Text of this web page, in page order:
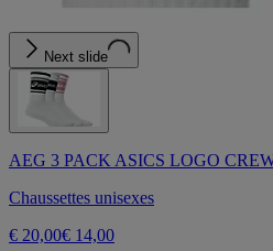
Next slide
AEG 3 PACK ASICS LOGO
Chaussettes unisexes
€ 20,00€ 14,00